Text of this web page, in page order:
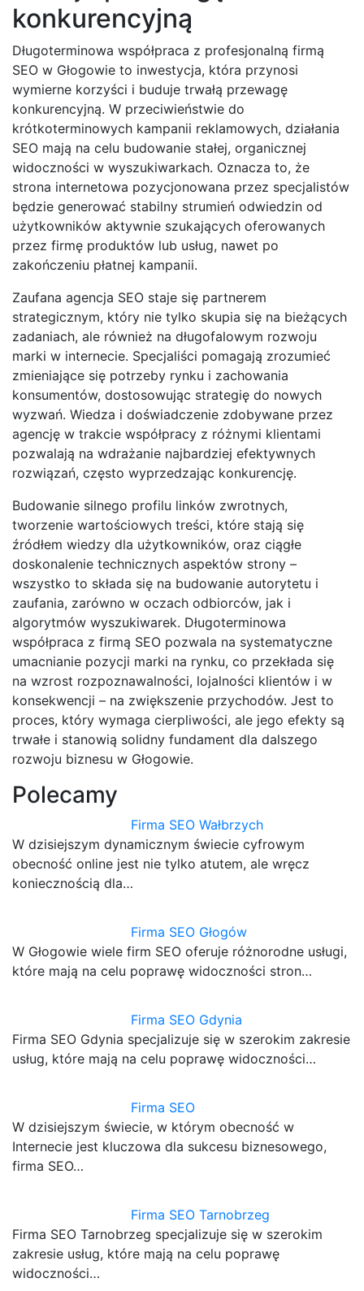
konkurencyjną
Długoterminowa współpraca z profesjonalną firmą
SEO w Głogowie to inwestycja, która przynosi
wymierne korzyści i buduje trwałą przewagę
konkurencyjną. W przeciwieństwie do
krótkoterminowych kampanii reklamowych, działania
SEO mają na celu budowanie stałej, organicznej
widoczności w wyszukiwarkach. Oznacza to, że
strona internetowa pozycjonowana przez specjalistów
będzie generować stabilny strumień odwiedzin od
użytkowników aktywnie szukających oferowanych
przez firmę produktów lub usług, nawet po
zakończeniu płatnej kampanii.
Zaufana agencja SEO staje się partnerem
strategicznym, który nie tylko skupia się na bieżących
zadaniach, ale również na długofalowym rozwoju
marki w internecie. Specjaliści pomagają zrozumieć
zmieniające się potrzeby rynku i zachowania
konsumentów, dostosowując strategię do nowych
wyzwań. Wiedza i doświadczenie zdobywane przez
agencję w trakcie współpracy z różnymi klientami
pozwalają na wdrażanie najbardziej efektywnych
rozwiązań, często wyprzedzając konkurencję.
Budowanie silnego profilu linków zwrotnych,
tworzenie wartościowych treści, które stają się
źródłem wiedzy dla użytkowników, oraz ciągłe
doskonalenie technicznych aspektów strony –
wszystko to składa się na budowanie autorytetu i
zaufania, zarówno w oczach odbiorców, jak i
algorytmów wyszukiwarek. Długoterminowa
współpraca z firmą SEO pozwala na systematyczne
umacnianie pozycji marki na rynku, co przekłada się
na wzrost rozpoznawalności, lojalności klientów i w
konsekwencji – na zwiększenie przychodów. Jest to
proces, który wymaga cierpliwości, ale jego efekty są
trwałe i stanowią solidny fundament dla dalszego
rozwoju biznesu w Głogowie.
Polecamy
Firma SEO Wałbrzych
W dzisiejszym dynamicznym świecie cyfrowym
obecność online jest nie tylko atutem, ale wręcz
koniecznością dla…
Firma SEO Głogów
W Głogowie wiele firm SEO oferuje różnorodne usługi,
które mają na celu poprawę widoczności stron…
Firma SEO Gdynia
Firma SEO Gdynia specjalizuje się w szerokim zakresie
usług, które mają na celu poprawę widoczności…
Firma SEO
W dzisiejszym świecie, w którym obecność w
Internecie jest kluczowa dla sukcesu biznesowego,
firma SEO…
Firma SEO Tarnobrzeg
Firma SEO Tarnobrzeg specjalizuje się w szerokim
zakresie usług, które mają na celu poprawę
widoczności…